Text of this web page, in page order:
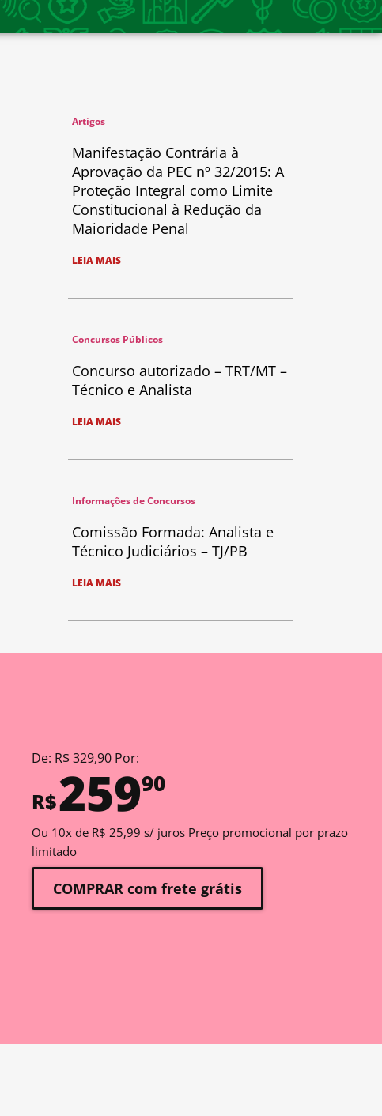
Artigos
Manifestação Contrária à
Aprovação da PEC nº 32/2015: A
Proteção Integral como Limite
Constitucional à Redução da
Maioridade Penal
LEIA MAIS
Concursos Públicos
Concurso autorizado – TRT/MT –
Técnico e Analista
LEIA MAIS
Informações de Concursos
Comissão Formada: Analista e
Técnico Judiciários – TJ/PB
LEIA MAIS
De: R$ 329,90 Por:
R$25990
Ou 10x de R$ 25,99 s/ juros Preço promocional por prazo
limitado
COMPRAR com frete grátis